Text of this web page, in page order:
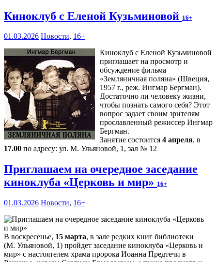
Киноклуб с Еленой Кузьминовой 16+
01.03.2026 Новости, 16+
Киноклуб с Еленой Кузьминовой
приглашает на просмотр и
обсуждение фильма
«Земляничная поляна» (Швеция,
1957 г., реж. Ингмар Бергман).
Достаточно ли человеку жизни,
чтобы познать самого себя? Этот
вопрос задает своим зрителям
прославленный режиссер Ингмар
Бергман.
Занятие состоится 4 апреля, в
17.00 по адресу: ул. М. Ульяновой, 1, зал № 12
Приглашаем на очередное заседание
киноклуба «Церковь и мир» 16+
01.03.2026 Новости, 16+
В воскресенье, 15 марта, в зале редких книг библиотеки
(М. Ульяновой, 1) пройдет заседание киноклуба «Церковь и
мир» с настоятелем храма пророка Иоанна Предтечи в